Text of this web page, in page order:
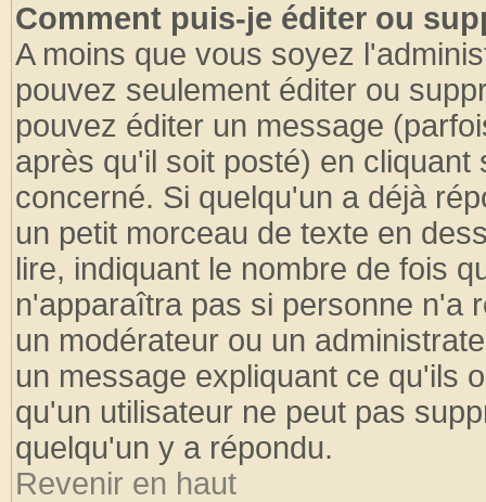
Comment puis-je éditer ou
A moins que vous soyez
pouvez seulement éditer ou
pouvez éditer un message
après qu'il soit posté) en
concerné. Si quelqu'un a déjà
un petit morceau de texte en
lire, indiquant le nombre de fois
n'apparaîtra pas si personne n'a
un modérateur ou un
un message expliquant ce qu'ils
qu'un utilisateur ne peut pas
quelqu'un y a répondu.
Revenir en haut